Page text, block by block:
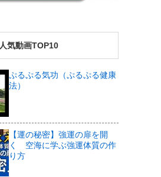
人気動画TOP10
ぷるぷる気功（ぷるぷる健康
法）
【運の秘密】強運の扉を開
く 空海に学ぶ強運体質の作
り方